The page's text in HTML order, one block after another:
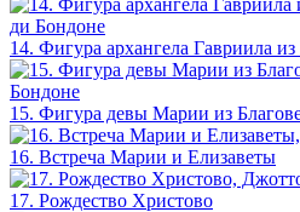
14. Фигура архангела Гавриила
15. Фигура девы Марии из
16. Встреча Марии и Елизаветы
17. Рождество Христово